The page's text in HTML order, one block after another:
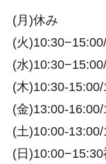
(月)休み
(火
(水
(木)10:30-
(金)13:00-
(土)10:00-
(日